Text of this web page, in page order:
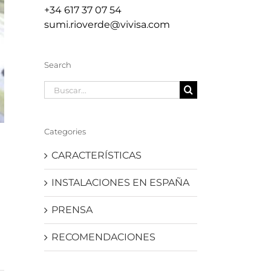
+34 617 37 07 54
sumi.rioverde@vivisa.com
Search
Buscar:
Categories
CARACTERÍSTICAS
INSTALACIONES EN ESPAÑA
PRENSA
RECOMENDACIONES